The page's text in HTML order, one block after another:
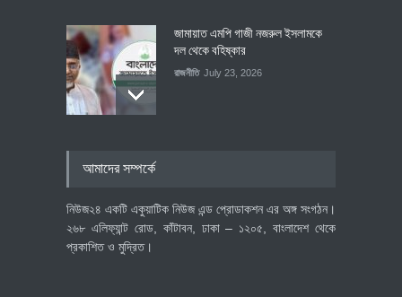
জামায়াত এমপি গাজী নজরুল ইসলামকে
দল থেকে বহিষ্কার
রাজনীতি July 23, 2026
আমাদের সম্পর্কে
নিউজ২৪ একটি একুয়াটিক নিউজ এন্ড প্রোডাকশন এর অঙ্গ সংগঠন।
২৬৮ এলিফ্যান্ট রোড, কাঁটাবন, ঢাকা – ১২০৫, বাংলাদেশ থেকে
প্রকাশিত ও মুদ্রিত।